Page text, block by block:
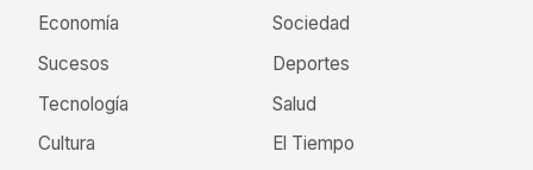
Economía
Sociedad
Sucesos
Deportes
Tecnología
Salud
Cultura
El Tiempo